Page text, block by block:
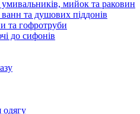
мийок та раковин
та душових піддонів
та гофротруби
до сифонів
одягу